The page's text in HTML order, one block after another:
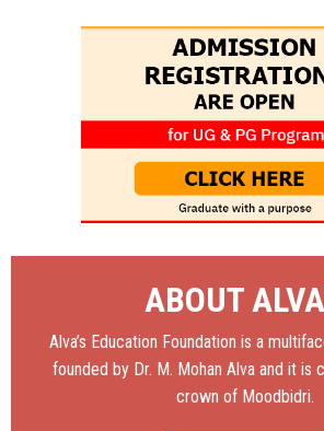
ABOUT
Alva’s Education Foundation is a
founded by Dr. M. Mohan Alva and it is
crown of Moodbidri.